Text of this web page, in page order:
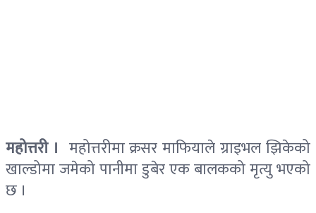
महोत्तरी । महोत्तरीमा क्रसर माफियाले ग्राइभल झिकेको
खाल्डोमा जमेको पानीमा डुबेर एक बालकको मृत्यु भएको
छ ।